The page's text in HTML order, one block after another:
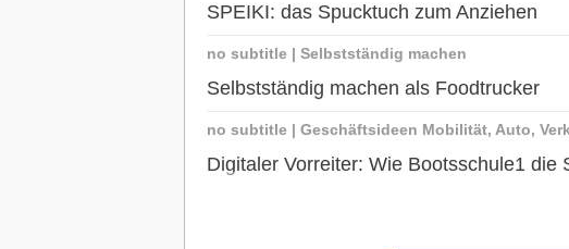
SPEIKI: das Spucktuch zum Anziehen
no subtitle| Selbstständig machen
Selbstständig machen als Foodtrucker
no subtitle| Geschäftsideen Mobilität, Auto,
Digitaler Vorreiter: Wie Bootsschule1 die